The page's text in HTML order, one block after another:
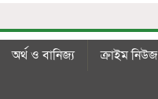
অর্থ ও বানিজ্য ক্রাইম নিউজ